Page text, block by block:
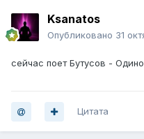
Ksanatos
Опубликовано 31
сейчас поет Бутусов -
Цитата